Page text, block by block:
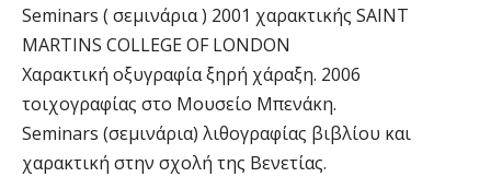
Seminars ( σεμινάρια ) 2001 χαρακτικής SAINT
MARTINS COLLEGE OF LONDON
Χαρακτική οξυγραφία ξηρή χάραξη. 2006
τοιχογραφίας στο Μουσείο Μπενάκη.
Seminars (σεμινάρια) λιθογραφίας βιβλίου και
χαρακτική στην σχολή της Βενετίας.